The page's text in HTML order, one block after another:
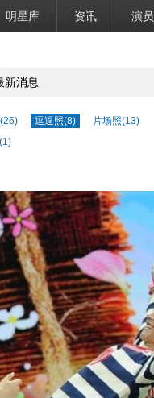
明星库 资讯 演员
新消息
逗逼照(8) 片场照(13)